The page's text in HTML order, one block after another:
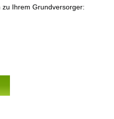
Ihrem Grundversorger: